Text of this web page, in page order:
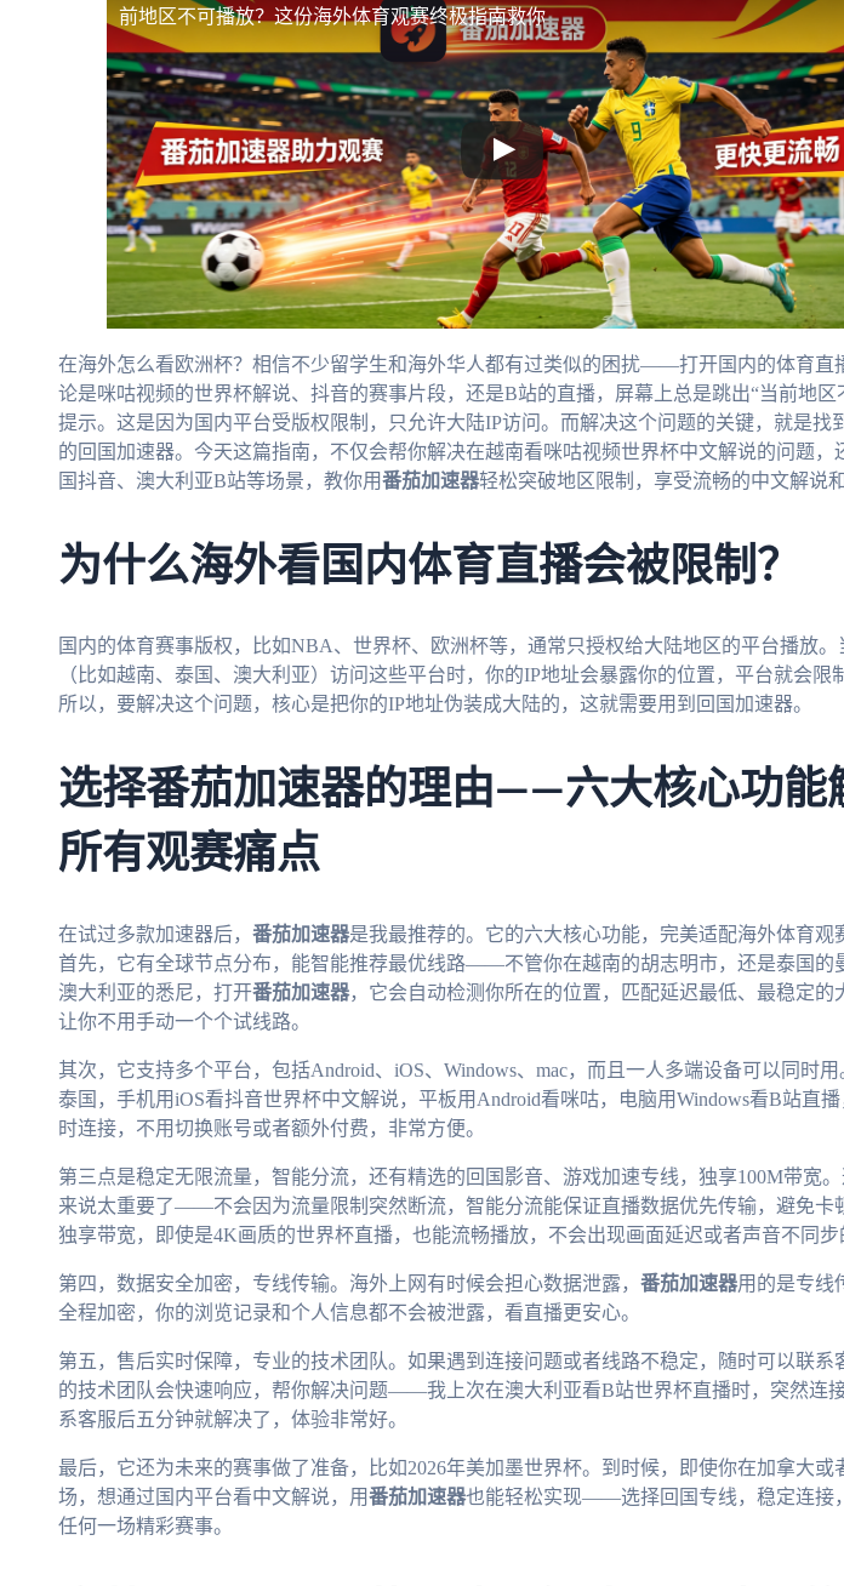
前地区不可播放？这份海外体育观赛终极指南救你
在海外怎么看欧洲杯？相信不少留学生和海外华人都有过类似的困扰——打开国内的体育直
论是咪咕视频的世界杯解说、抖音的赛事片段，还是B站的直播，屏幕上总是跳出“当前地区
提示。这是因为国内平台受版权限制，只允许大陆IP访问。而解决这个问题的关键，就是找
的回国加速器。今天这篇指南，不仅会帮你解决在越南看咪咕视频世界杯中文解说的问题，
国抖音、澳大利亚B站等场景，教你用番茄加速器轻松突破地区限制，享受流畅的中文解说和
为什么海外看国内体育直播会被限制？
国内的体育赛事版权，比如NBA、世界杯、欧洲杯等，通常只授权给大陆地区的平台播放。
（比如越南、泰国、澳大利亚）访问这些平台时，你的IP地址会暴露你的位置，平台就会限
所以，要解决这个问题，核心是把你的IP地址伪装成大陆的，这就需要用到回国加速器。
选择番茄加速器的理由——六大核心功能
所有观赛痛点
在试过多款加速器后， 番茄加速器是我最推荐的。它的六大核心功能，完美适配海外体育观
首先，它有全球节点分布，能智能推荐最优线路——不管你在越南的胡志明市，还是泰国的
澳大利亚的悉尼，打开番茄加速器，它会自动检测你所在的位置，匹配延迟最低、最稳定的
让你不用手动一个个试线路。
其次，它支持多个平台，包括Android、iOS、Windows、mac，而且一人多端设备可以同时
泰国，手机用iOS看抖音世界杯中文解说，平板用Android看咪咕，电脑用Windows看B站直播
时连接，不用切换账号或者额外付费，非常方便。
第三点是稳定无限流量，智能分流，还有精选的回国影音、游戏加速专线，独享100M带宽
来说太重要了——不会因为流量限制突然断流，智能分流能保证直播数据优先传输，避免卡
独享带宽，即使是4K画质的世界杯直播，也能流畅播放，不会出现画面延迟或者声音不同步
第四，数据安全加密，专线传输。海外上网有时候会担心数据泄露， 番茄加速器用的是专线
全程加密，你的浏览记录和个人信息都不会被泄露，看直播更安心。
第五，售后实时保障，专业的技术团队。如果遇到连接问题或者线路不稳定，随时可以联系
的技术团队会快速响应，帮你解决问题——我上次在澳大利亚看B站世界杯直播时，突然连
系客服后五分钟就解决了，体验非常好。
最后，它还为未来的赛事做了准备，比如2026年美加墨世界杯。到时候，即使你在加拿大或
场，想通过国内平台看中文解说，用番茄加速器也能轻松实现——选择回国专线，稳定连接
任何一场精彩赛事。